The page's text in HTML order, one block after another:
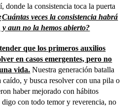
donde la consistencia toca la puerta
veces la consistencia habrá
aun no la hemos abierto?
que los primeros auxilios
en casos emergentes, pero no
vida. Nuestra generación batalla
y busca resolver con una pila o
haber mejorado con hábitos
con todo temor y reverencia, no